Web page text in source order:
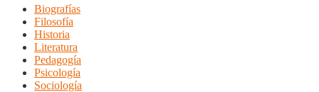
Biografías
Filosofía
Historia
Literatura
Pedagogía
Psicología
Sociología